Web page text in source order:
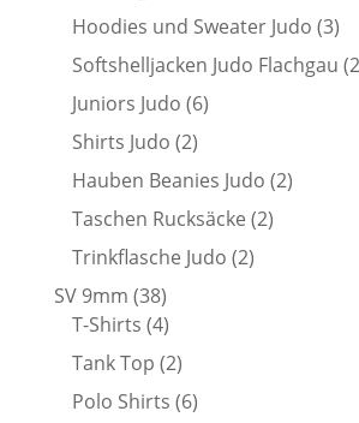
Hoodies und Sweater Judo 33
Softshelljacken Judo Flachgau 2
Juniors Judo 66
Shirts Judo 22
Produkte
Hauben Beanies Judo 22
Taschen Rucksäcke 22
Trinkflasche Judo 22
SV 9mm 3838
Produkte
T-Shirts 44
Produkte
Tank Top 22
Produkte
Polo Shirts 66